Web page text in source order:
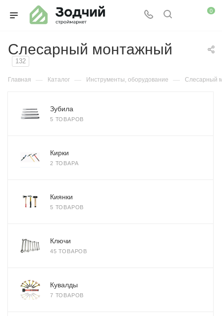
0
Слесарный монтажный
132
Главная — Каталог — Инструменты, оборудование — Слесарный
Зубила
5 ТОВАРОВ
Кирки
2 ТОВАРА
Киянки
5 ТОВАРОВ
Ключи
45 ТОВАРОВ
Кувалды
7 ТОВАРОВ